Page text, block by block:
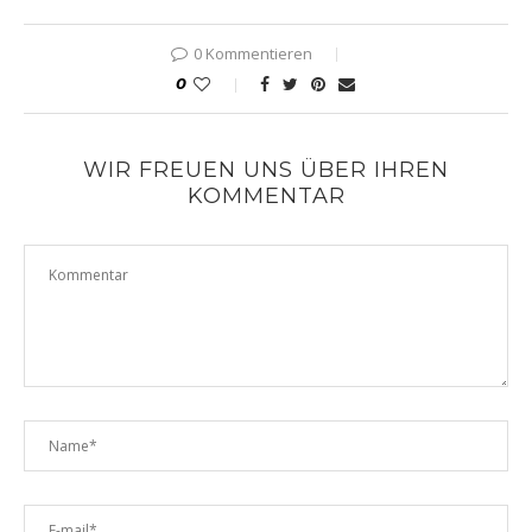
0 Kommentieren
0
WIR FREUEN UNS ÜBER IHREN
KOMMENTAR